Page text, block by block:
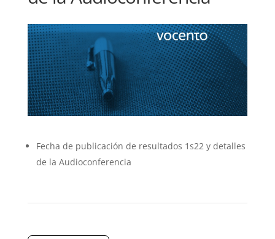
Fecha de publicación de resultados 1s22 y detalles
de la Audioconferencia